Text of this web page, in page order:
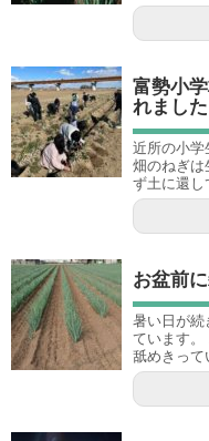
富勢小
れました
近所の小学
畑のねぎは
ず土に還し
お盆前
暑い日が続
ています。
舐めきって